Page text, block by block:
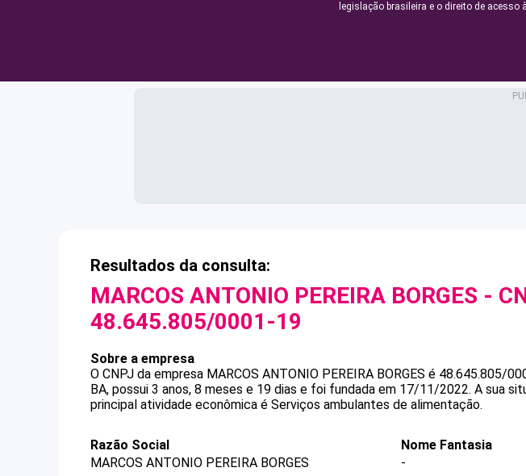
legislação brasileira e o direito de
Resultados da consulta:
MARCOS ANTONIO PEREIRA BORGES -
48.645.805/0001-19
Sobre a empresa
O CNPJ da empresa MARCOS ANTONIO PEREIRA BORGES é 48.645.805/
BA, possui 3 anos, 8 meses e 19 dias e foi fundada em 17/11/2022. A sua
principal atividade econômica é Serviços ambulantes de alimentação.
Razão Social
MARCOS ANTONIO PEREIRA BORGES
Nome Fantasia
-